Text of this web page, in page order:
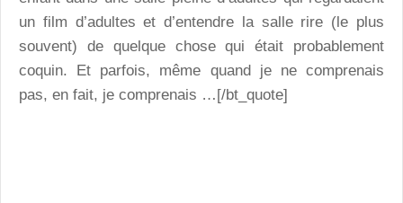
un film d’adultes et d’entendre la salle rire (le plus
souvent) de quelque chose qui était probablement
coquin. Et parfois, même quand je ne comprenais
pas, en fait, je comprenais …[/bt_quote]